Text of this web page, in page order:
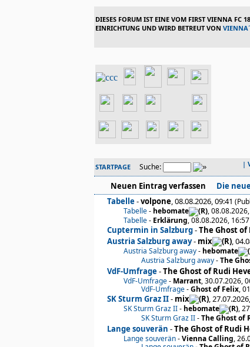
DIESES FORUM IST EINE VOM FIRST VIENNA FC
EINRICHTUNG UND WIRD BETREUT VON
STARTPAGE
Suche: |
Neuen Eintrag verfassen Die
Tabelle-volpone, 08.08.2026, 09:41
Tabelle- hebomate
,
Tabelle- Erklärung, 08.08.2026, 16:57
Cuptermin in Salzburg-The Ghost of
Austria Salzburg away- mix ,
Austria Salzburg away- hebomate
Austria Salzburg away-The
VdF-Umfrage-The Ghost of Rudi
VdF-Umfrage- Marrant, 30.07.2026,
VdF-Umfrage-Ghost of Felix,
SK Sturm Graz II- mix ,
SK Sturm Graz II- hebomate
,
SK Sturm Graz II-The Ghost of
Lange souverän -The Ghost of Rudi
Lange souverän-Vienna Calling,